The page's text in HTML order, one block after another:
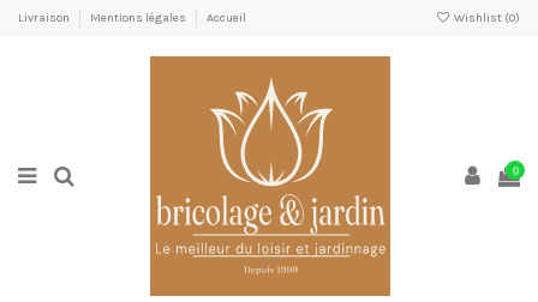
Livraison Mentions légales Accueil Wishlist (0)
0